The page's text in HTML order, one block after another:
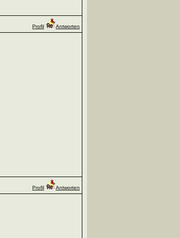
Profil Antworten
Profil Antworten